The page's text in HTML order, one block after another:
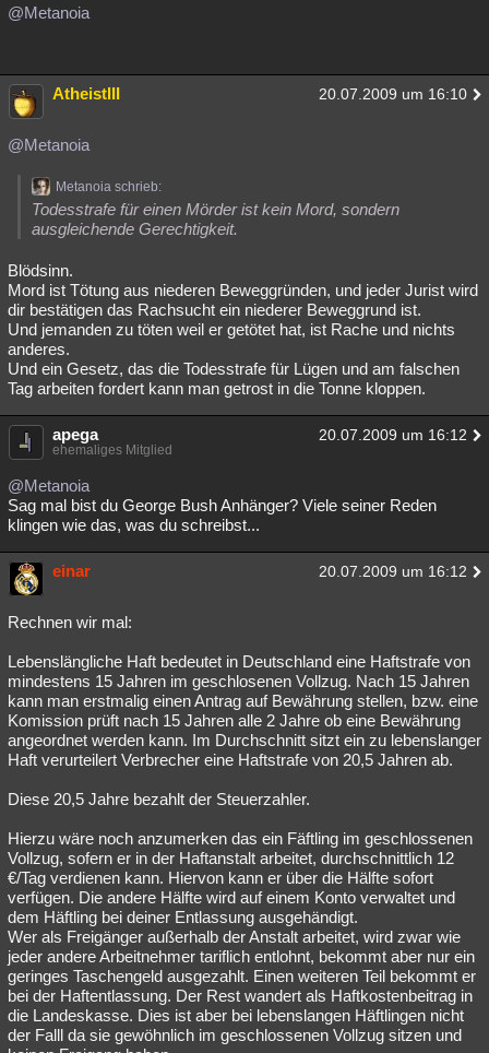
@Metanoia
AtheistIII 20.07.2009 um 16:10
@Metanoia
Metanoia schrieb:
Todesstrafe für einen Mörder ist kein Mord, sondern
ausgleichende Gerechtigkeit.
Blödsinn.
Mord ist Tötung aus niederen Beweggründen, und jeder Jurist wird
dir bestätigen das Rachsucht ein niederer Beweggrund ist.
Und jemanden zu töten weil er getötet hat, ist Rache und nichts
anderes.
Und ein Gesetz, das die Todesstrafe für Lügen und am falschen
Tag arbeiten fordert kann man getrost in die Tonne kloppen.
apega 20.07.2009 um 16:12
ehemaliges Mitglied
@Metanoia
Sag mal bist du George Bush Anhänger? Viele seiner Reden
klingen wie das, was du schreibst...
einar 20.07.2009 um 16:12
Rechnen wir mal:
Lebenslängliche Haft bedeutet in Deutschland eine Haftstrafe von
mindestens 15 Jahren im geschlosenen Vollzug. Nach 15 Jahren
kann man erstmalig einen Antrag auf Bewährung stellen, bzw. eine
Komission prüft nach 15 Jahren alle 2 Jahre ob eine Bewährung
angeordnet werden kann. Im Durchschnitt sitzt ein zu lebenslanger
Haft verurteilert Verbrecher eine Haftstrafe von 20,5 Jahren ab.
Diese 20,5 Jahre bezahlt der Steuerzahler.
Hierzu wäre noch anzumerken das ein Fäftling im geschlossenen
Vollzug, sofern er in der Haftanstalt arbeitet, durchschnittlich 12
€/Tag verdienen kann. Hiervon kann er über die Hälfte sofort
verfügen. Die andere Hälfte wird auf einem Konto verwaltet und
dem Häftling bei deiner Entlassung ausgehändigt.
Wer als Freigänger außerhalb der Anstalt arbeitet, wird zwar wie
jeder andere Arbeitnehmer tariflich entlohnt, bekommt aber nur ein
geringes Taschengeld ausgezahlt. Einen weiteren Teil bekommt er
bei der Haftentlassung. Der Rest wandert als Haftkostenbeitrag in
die Landeskasse. Dies ist aber bei lebenslangen Häftlingen nicht
der Falll da sie gewöhnlich im geschlossenen Vollzug sitzen und